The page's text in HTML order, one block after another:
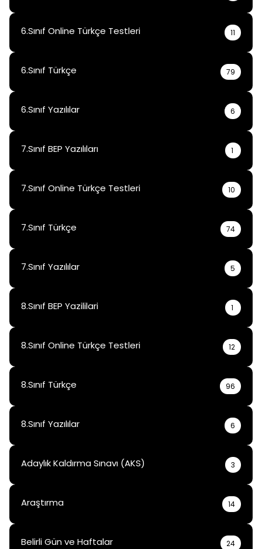
6.Sınıf Online Türkçe Testleri 11
6.Sınıf Türkçe 79
6.Sınıf Yazılılar 6
7.Sınıf BEP Yazılıları 1
7.Sınıf Online Türkçe Testleri 10
7.Sınıf Türkçe 74
7.Sınıf Yazılılar 5
8.Sınıf BEP Yazililari 1
8.Sınıf Online Türkçe Testleri 12
8.Sınıf Türkçe 96
8.Sınıf Yazılılar 6
Adaylık Kaldırma Sınavı (AKS) 3
Araştırma 14
Belirli Gün ve Haftalar 24